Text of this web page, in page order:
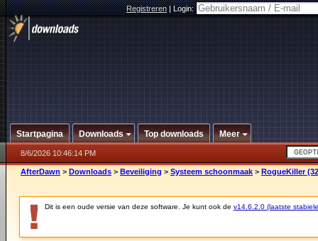
Registreren|Login:
Startpagina Downloads Top downloads Meer
8/6/2026 10:46:14 PM
AfterDawn > Downloads > Beveiliging > Systeem schoonmaak > RogueKiller
Dit is een oude versie van deze software. Je kunt ook de v14.6.2.0 (laatste